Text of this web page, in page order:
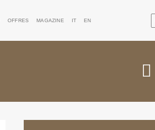
OFFRES MAGAZINE IT EN